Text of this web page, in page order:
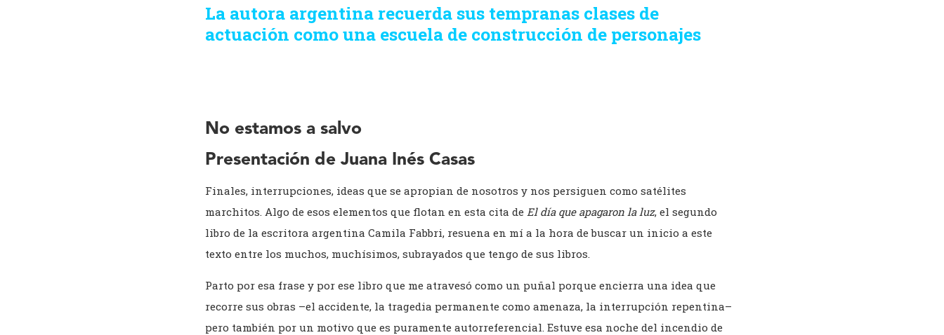
La autora argentina recuerda sus tempranas clases de
actuación como una escuela de construcción de personajes
No estamos a salvo
Presentación de Juana Inés Casas
Finales, interrupciones, ideas que se apropian de nosotros y nos persiguen como satélites
marchitos. Algo de esos elementos que flotan en esta cita de El día que apagaron la luz, el segundo
libro de la escritora argentina Camila Fabbri, resuena en mí a la hora de buscar un inicio a este
texto entre los muchos, muchísimos, subrayados que tengo de sus libros.
Parto por esa frase y por ese libro que me atravesó como un puñal porque encierra una idea que
recorre sus obras –el accidente, la tragedia permanente como amenaza, la interrupción repentina–
pero también por un motivo que es puramente autorreferencial. Estuve esa noche del incendio de